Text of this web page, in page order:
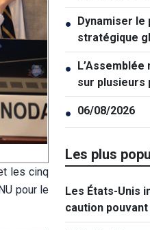
les cinq
pour le
milliards de
● Dynamiser
stratégique
Thaïlande
●
sur plusieurs
résolution
● 06/08/2026
Les plus
Les États-Unis
caution
dollars pour les